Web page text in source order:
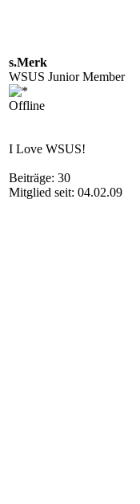
s.Merk
WSUS Junior Member
Offline
I Love WSUS!
Beiträge: 30
Mitglied seit: 04.02.09